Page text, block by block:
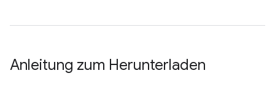
Anleitung zum Herunterladen